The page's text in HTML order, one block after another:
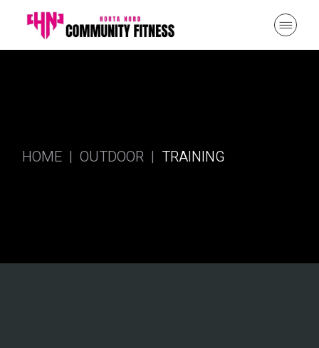
HOME OUTDOOR TRAINING